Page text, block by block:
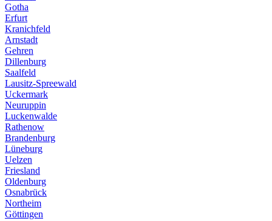
Gotha
Erfurt
Kranichfeld
Arnstadt
Gehren
Dillenburg
Saalfeld
Lausitz-Spreewald
Uckermark
Neuruppin
Luckenwalde
Rathenow
Brandenburg
Lüneburg
Uelzen
Friesland
Oldenburg
Osnabrück
Northeim
Göttingen